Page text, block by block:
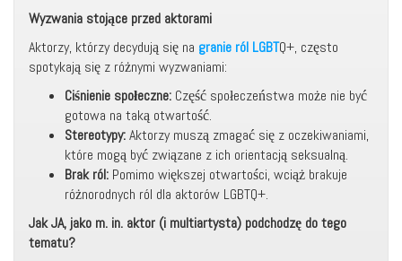
Wyzwania stojące przed aktorami
Aktorzy, którzy decydują się na granie ról LGBTQ+, często
spotykają się z różnymi wyzwaniami:
Ciśnienie społeczne: Część społeczeństwa może nie być
gotowa na taką otwartość.
Stereotypy:Aktorzy muszą zmagać się z oczekiwaniami,
które mogą być związane z ich orientacją seksualną.
Brak ról: Pomimo większej otwartości, wciąż brakuje
różnorodnych ról dla aktorów LGBTQ+.
Jak JA, jako m. in. aktor (i multiartysta) podchodzę do tego
tematu?